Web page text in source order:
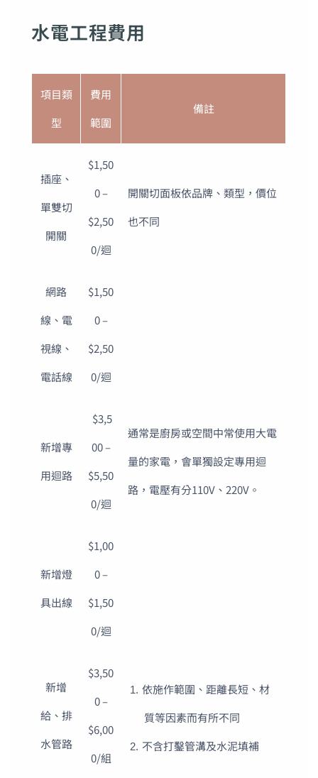
水電工程費用
項目類
型
費用
範圍
備註
插座、
單雙切
開關
$1,50
0 –
$2,50
0/迴
開關切面板依品牌、類型，價位
也不同
網路
線、電
視線、
電話線
$1,50
0 –
$2,50
0/迴
新增專
用迴路
$3,5
00 –
$5,50
0/迴
通常是廚房或空間中常使用大電
量的家電，會單獨設定專用迴
路，電壓有分110V、220V。
新增燈
具出線
$1,00
0 –
$1,50
0/迴
新增
給、排
水管路
$3,50
0 –
$6,00
0/組
依施作範圍、距離長短、材
質等因素而有所不同
不含打鑿管溝及水泥填補